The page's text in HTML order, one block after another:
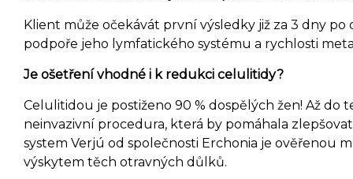
Klient může očekávát první výsledky již za 3 dny po
podpoře jeho lymfatického systému a rychlosti
Je ošetření vhodné i k redukci celulitidy?
Celulitidou je postiženo 90 % dospělých žen! Až do
neinvazivní procedura, která by pomáhala
system Verjú od společnosti Erchonia je ověřenou
výskytem těch otravných důlků.